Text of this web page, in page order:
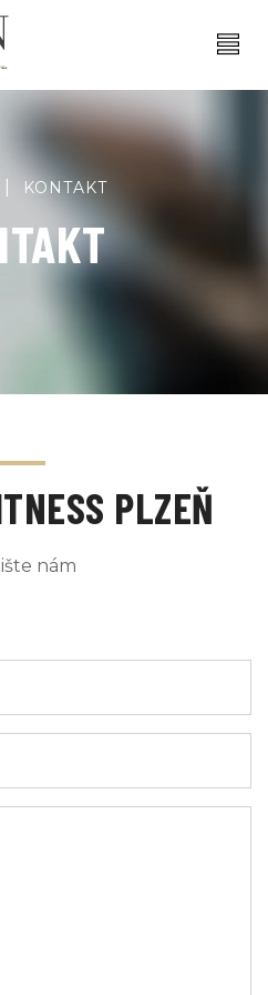
KONTAKT
PLZEŇ
nám